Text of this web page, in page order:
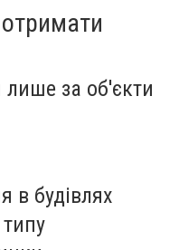
лише за об'єкти
в будівлях